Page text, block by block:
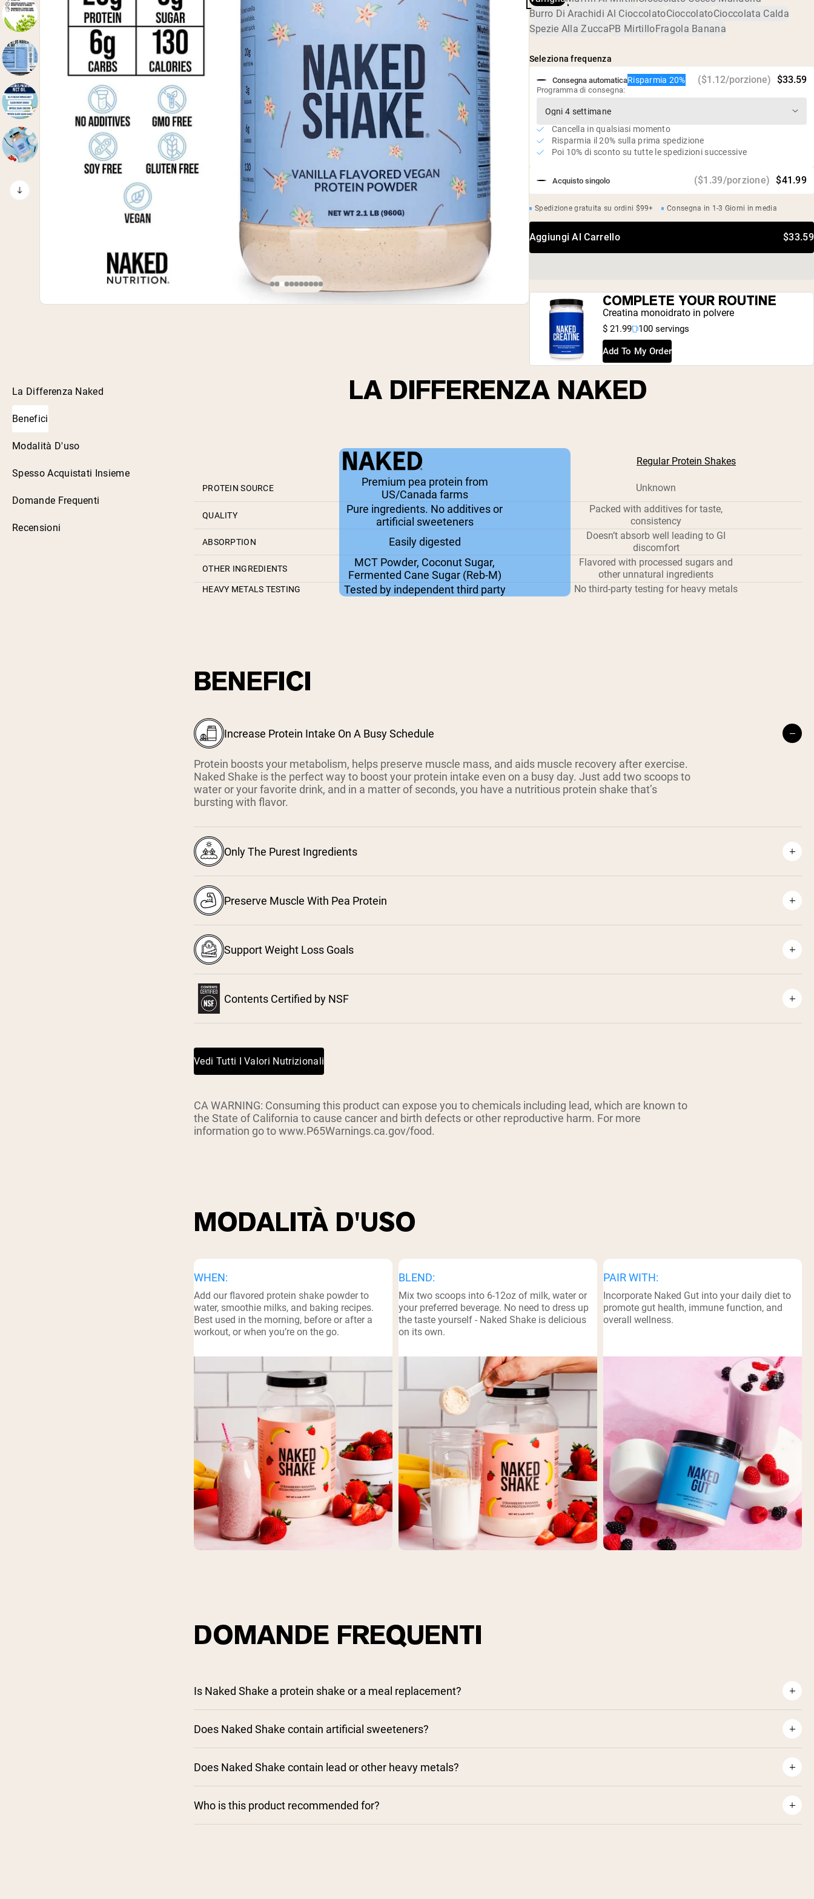
Shop All Protein Powders
Fattorie ecologiche negli Stati Uniti e in Canada
Basso contenuto di zucchero
Test indipendenti di terze parti per metalli pesanti
Burro Di Arachidi Al CioccolatoCioccolatoCioccolata Calda
Spezie Alla ZuccaPB MirtilloFragola Banana
Seleziona frequenza
Acquisto singolo ($1.39/porzione) $41.99
Consegna automaticaRisparmia 20% ($1.12/porzione) $33.59
Programma di consegna:
Cancella in qualsiasi momento
Risparmia il 20% sulla prima spedizione
Poi 10% di sconto su tutte le spedizioni successive
Spedizione gratuita su ordini $99+ Consegna in 1-3 Giorni in media
Aggiungi Al Carrello $33.59
COMPLETE YOUR ROUTINE
Creatina monoidrato in polvere
$ 21.99 100 servings
Add To My Order
La Differenza Naked
Benefici
Modalità D'uso
Spesso Acquistati Insieme
Domande Frequenti
Recensioni
LA DIFFERENZA NAKED
Regular Protein Shakes
PROTEIN SOURCE
Premium pea protein from
US/Canada farms
Unknown
QUALITY
Pure ingredients. No additives or
artificial sweeteners
Packed with additives for taste,
consistency
ABSORPTION Easily digested
Doesn’t absorb well leading to GI
discomfort
OTHER INGREDIENTS
MCT Powder, Coconut Sugar,
Fermented Cane Sugar (Reb-M)
Flavored with processed sugars and
other unnatural ingredients
HEAVY METALS TESTING Tested by independent third party No third-party testing for heavy metals
BENEFICI
Increase Protein Intake On A Busy Schedule
Protein boosts your metabolism, helps preserve muscle mass, and aids muscle recovery after exercise.
Naked Shake is the perfect way to boost your protein intake even on a busy day. Just add two scoops to
water or your favorite drink, and in a matter of seconds, you have a nutritious protein shake that’s
bursting with flavor.
Only The Purest Ingredients
Preserve Muscle With Pea Protein
Support Weight Loss Goals
Contents Certified by NSF
Vedi Tutti I Valori Nutrizionali
CA WARNING: Consuming this product can expose you to chemicals including lead, which are known to
the State of California to cause cancer and birth defects or other reproductive harm. For more
information go to www.P65Warnings.ca.gov/food.
MODALITÀ D'USO
WHEN:
Add our flavored protein shake powder to
water, smoothie milks, and baking recipes.
Best used in the morning, before or after a
workout, or when you’re on the go.
BLEND:
Mix two scoops into 6-12oz of milk, water or
your preferred beverage. No need to dress up
the taste yourself - Naked Shake is delicious
on its own.
PAIR WITH:
Incorporate Naked Gut into your daily diet to
promote gut health, immune function, and
overall wellness.
DOMANDE FREQUENTI
Is Naked Shake a protein shake or a meal replacement?
Does Naked Shake contain artificial sweeteners?
Does Naked Shake contain lead or other heavy metals?
Who is this product recommended for?
Acquista Ora